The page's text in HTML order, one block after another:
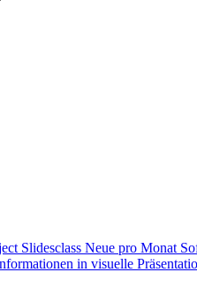
Slidesclass Neue pro Monat
in visuelle